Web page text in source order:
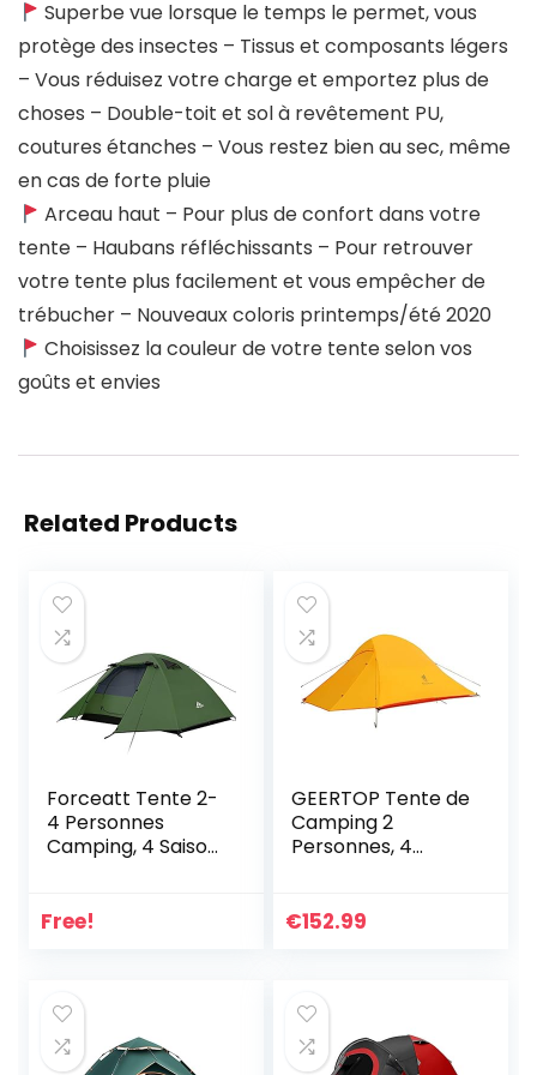
Superbe vue lorsque le temps le permet, vous
protège des insectes – Tissus et composants légers
– Vous réduisez votre charge et emportez plus de
choses – Double-toit et sol à revêtement PU,
coutures étanches – Vous restez bien au sec, même
en cas de forte pluie
Arceau haut – Pour plus de confort dans votre
tente – Haubans réfléchissants – Pour retrouver
votre tente plus facilement et vous empêcher de
trébucher – Nouveaux coloris printemps/été 2020
Choisissez la couleur de votre tente selon vos
goûts et envies
Related Products
Forceatt Tente 2-
4 Personnes
Camping, 4 Saison
Legere Facile
Randonnée,
Trekking, Camping
Free!
GEERTOP Tente de
Camping 2
Personnes, 4
Dôme Double
Randonnée
Outdoor
€152.99